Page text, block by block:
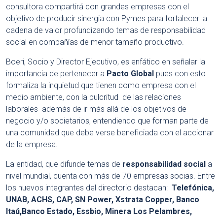
consultora compartirá con grandes empresas con el
objetivo de producir sinergia con Pymes para fortalecer la
cadena de valor profundizando temas de responsabilidad
social en compañías de menor tamaño productivo.
Boeri, Socio y Director Ejecutivo, es enfático en señalar la
importancia de pertenecer a Pacto Global pues con esto
formaliza la inquietud que tienen como empresa con el
medio ambiente, con la pulcritud de las relaciones
laborales además de ir más allá de los objetivos de
negocio y/o societarios, entendiendo que forman parte de
una comunidad que debe verse beneficiada con el accionar
de la empresa.
La entidad, que difunde temas de responsabilidad social a
nivel mundial, cuenta con más de 70 empresas socias. Entre
los nuevos integrantes del directorio destacan: Telefónica,
UNAB, ACHS, CAP, SN Power, Xstrata Copper, Banco
Itaú,Banco Estado, Essbio, Minera Los Pelambres,